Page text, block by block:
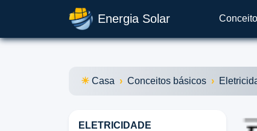
Energia Solar
Casa Conceitos básicos
ELETRICIDADE